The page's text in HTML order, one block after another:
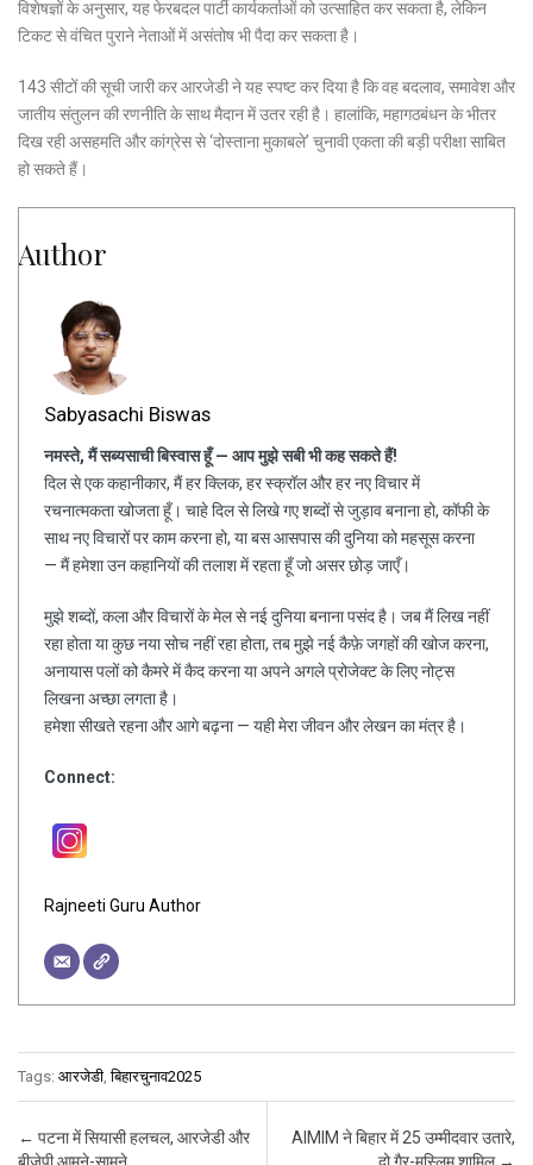
विशेषज्ञों के अनुसार, यह फेरबदल पार्टी कार्यकर्ताओं को उत्साहित कर सकता है, लेकिन
टिकट से वंचित पुराने नेताओं में असंतोष भी पैदा कर सकता है।
143 सीटों की सूची जारी कर आरजेडी ने यह स्पष्ट कर दिया है कि वह बदलाव, समावेश और
जातीय संतुलन की रणनीति के साथ मैदान में उतर रही है। हालांकि, महागठबंधन के भीतर
दिख रही असहमति और कांग्रेस से ‘दोस्ताना मुकाबले’ चुनावी एकता की बड़ी परीक्षा साबित
हो सकते हैं।
Author
Sabyasachi Biswas
नमस्ते, मैं सब्यसाची बिस्वास हूँ — आप मुझे सबी भी कह सकते हैं!
दिल से एक कहानीकार, मैं हर क्लिक, हर स्क्रॉल और हर नए विचार में
रचनात्मकता खोजता हूँ। चाहे दिल से लिखे गए शब्दों से जुड़ाव बनाना हो, कॉफी के
साथ नए विचारों पर काम करना हो, या बस आसपास की दुनिया को महसूस करना
— मैं हमेशा उन कहानियों की तलाश में रहता हूँ जो असर छोड़ जाएँ।
मुझे शब्दों, कला और विचारों के मेल से नई दुनिया बनाना पसंद है। जब मैं लिख नहीं
रहा होता या कुछ नया सोच नहीं रहा होता, तब मुझे नई कैफ़े जगहों की खोज करना,
अनायास पलों को कैमरे में कैद करना या अपने अगले प्रोजेक्ट के लिए नोट्स
लिखना अच्छा लगता है।
हमेशा सीखते रहना और आगे बढ़ना — यही मेरा जीवन और लेखन का मंत्र है।
Connect:
Rajneeti Guru Author
Tags: आरजेडी ,बिहारचुनाव2025
Post navigation
← पटना में सियासी हलचल, आरजेडी और
बीजेपी आमने-सामने
AIMIM ने बिहार में 25 उम्मीदवार उतारे,
दो गैर-मुस्लिम शामिल →